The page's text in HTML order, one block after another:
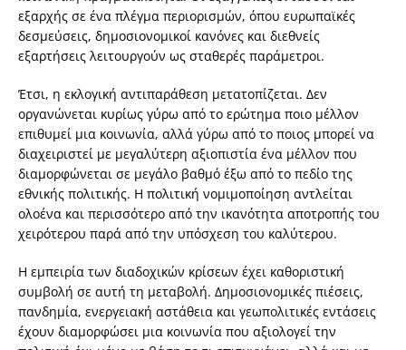
εξαρχής σε ένα πλέγμα περιορισμών, όπου ευρωπαϊκές
δεσμεύσεις, δημοσιονομικοί κανόνες και διεθνείς
εξαρτήσεις λειτουργούν ως σταθερές παράμετροι.
Έτσι, η εκλογική αντιπαράθεση μετατοπίζεται. Δεν
οργανώνεται κυρίως γύρω από το ερώτημα ποιο μέλλον
επιθυμεί μια κοινωνία, αλλά γύρω από το ποιος μπορεί να
διαχειριστεί με μεγαλύτερη αξιοπιστία ένα μέλλον που
διαμορφώνεται σε μεγάλο βαθμό έξω από το πεδίο της
εθνικής πολιτικής. Η πολιτική νομιμοποίηση αντλείται
ολοένα και περισσότερο από την ικανότητα αποτροπής του
χειρότερου παρά από την υπόσχεση του καλύτερου.
Η εμπειρία των διαδοχικών κρίσεων έχει καθοριστική
συμβολή σε αυτή τη μεταβολή. Δημοσιονομικές πιέσεις,
πανδημία, ενεργειακή αστάθεια και γεωπολιτικές εντάσεις
έχουν διαμορφώσει μια κοινωνία που αξιολογεί την